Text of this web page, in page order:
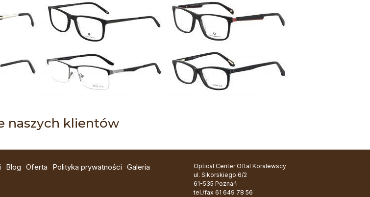
naszych klientów
Blog Oferta Polityka prywatności Galeria
Optical Center Oftal Koralewscy
ul. Sikorskiego 6/2
61-535 Poznań
tel./fax 61 649 78 56